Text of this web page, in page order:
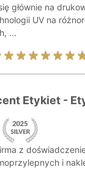
głównie na
UV na
...
Etykiet -
z
i